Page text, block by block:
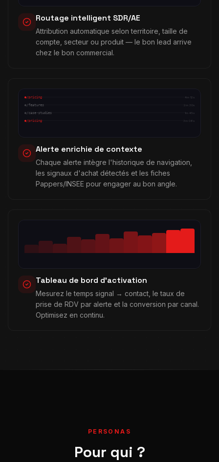
Routage intelligent SDR/AE
Attribution automatique selon territoire, taille de
compte, secteur ou produit — le bon lead arrive
chez le bon commercial.
/pricing 4m 12s
/features 2m 30s
/case-studies 1m 45s
/pricing 3m 08s
Alerte enrichie de contexte
Chaque alerte intègre l'historique de navigation,
les signaux d'achat détectés et les fiches
Pappers/INSEE pour engager au bon angle.
Tableau de bord d'activation
Mesurez le temps signal → contact, le taux de
prise de RDV par alerte et la conversion par canal.
Optimisez en continu.
PERSONAS
Pour qui ?